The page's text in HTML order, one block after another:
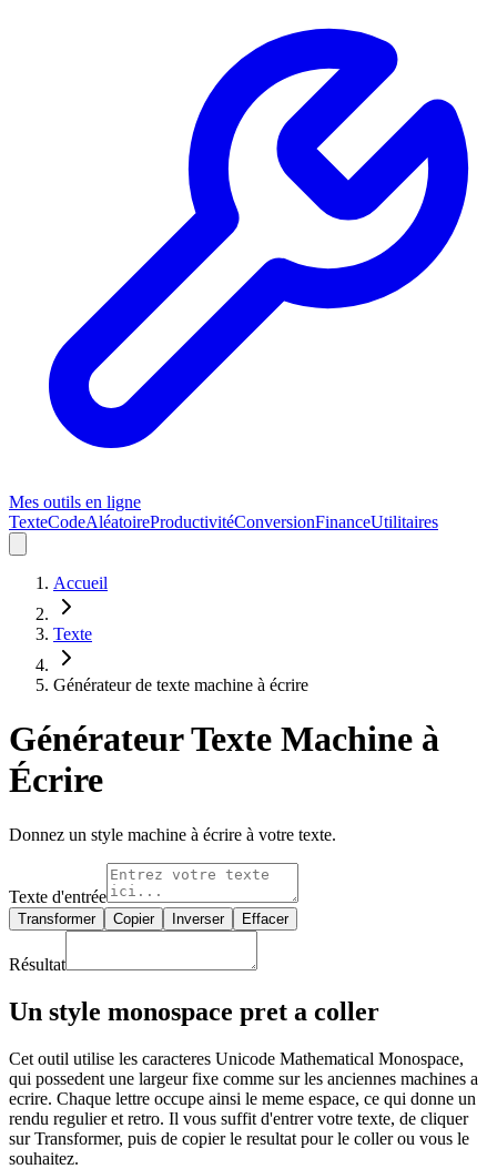
Mes outils en ligne
TexteCodeAléatoireProductivitéConversionFinanceUtilitaires
Accueil
Texte
Générateur de texte machine à écrire
Générateur Texte Machine à
Écrire
Donnez un style machine à écrire à votre texte.
Texte d'entrée
Transformer Copier Inverser Effacer
Résultat
Un style monospace pret a coller
Cet outil utilise les caracteres Unicode Mathematical Monospace,
qui possedent une largeur fixe comme sur les anciennes machines a
ecrire. Chaque lettre occupe ainsi le meme espace, ce qui donne un
rendu regulier et retro. Il vous suffit d'entrer votre texte, de cliquer
sur Transformer, puis de copier le resultat pour le coller ou vous le
souhaitez.